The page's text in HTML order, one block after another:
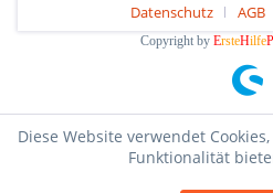
Datenschutz
AGB
Copyright by ErsteHilfeP
Diese Website verwendet
Funktionalität